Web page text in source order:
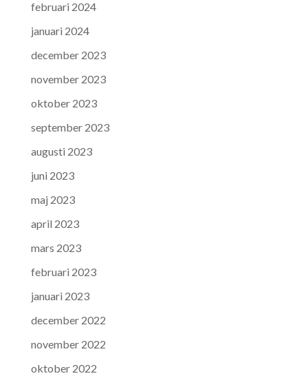
februari 2024
januari 2024
december 2023
november 2023
oktober 2023
september 2023
augusti 2023
juni 2023
maj 2023
april 2023
mars 2023
februari 2023
januari 2023
december 2022
november 2022
oktober 2022